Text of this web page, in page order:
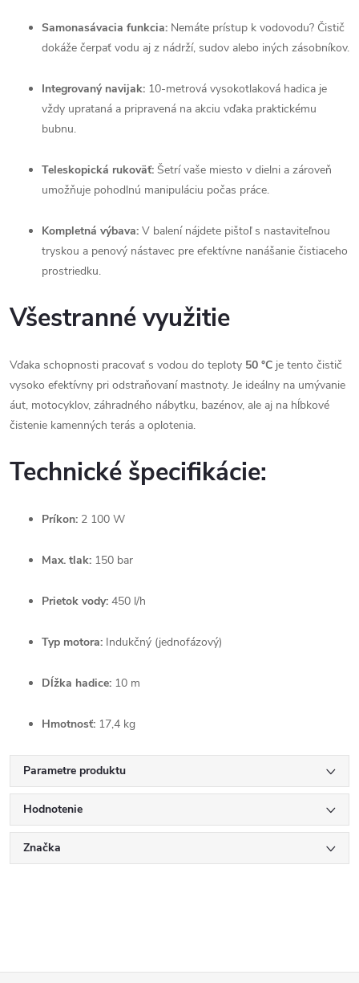
Samonasávacia funkcia: Nemáte prístup k vodovodu? Čistič
dokáže čerpať vodu aj z nádrží, sudov alebo iných zásobníkov.
Integrovaný navijak: 10-metrová vysokotlaková hadica je
vždy uprataná a pripravená na akciu vďaka praktickému
bubnu.
Teleskopická rukoväť: Šetrí vaše miesto v dielni a zároveň
umožňuje pohodlnú manipuláciu počas práce.
Kompletná výbava: V balení nájdete pištoľ s nastaviteľnou
tryskou a penový nástavec pre efektívne nanášanie čistiaceho
prostriedku.
Všestranné využitie
Vďaka schopnosti pracovať s vodou do teploty 50 °C je tento čistič
vysoko efektívny pri odstraňovaní mastnoty. Je ideálny na umývanie
áut, motocyklov, záhradného nábytku, bazénov, ale aj na hĺbkové
čistenie kamenných terás a oplotenia.
Technické špecifikácie:
Príkon: 2 100 W
Max. tlak: 150 bar
Prietok vody: 450 l/h
Typ motora: Indukčný (jednofázový)
Dĺžka hadice: 10 m
Hmotnosť: 17,4 kg
Parametre produktu
Hodnotenie
Značka